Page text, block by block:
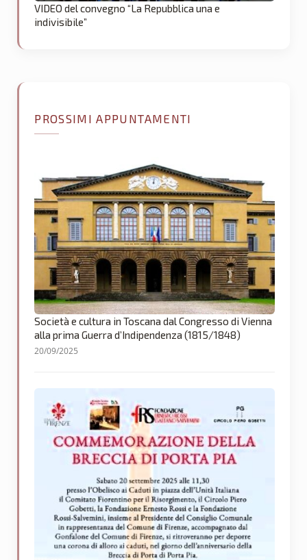
VIDEO del convegno “La Repubblica una e
indivisibile”
PROSSIMI APPUNTAMENTI
Società e cultura in Toscana dal Congresso di Vienna
alla prima Guerra d’Indipendenza (1815/1848)
20/09/2025